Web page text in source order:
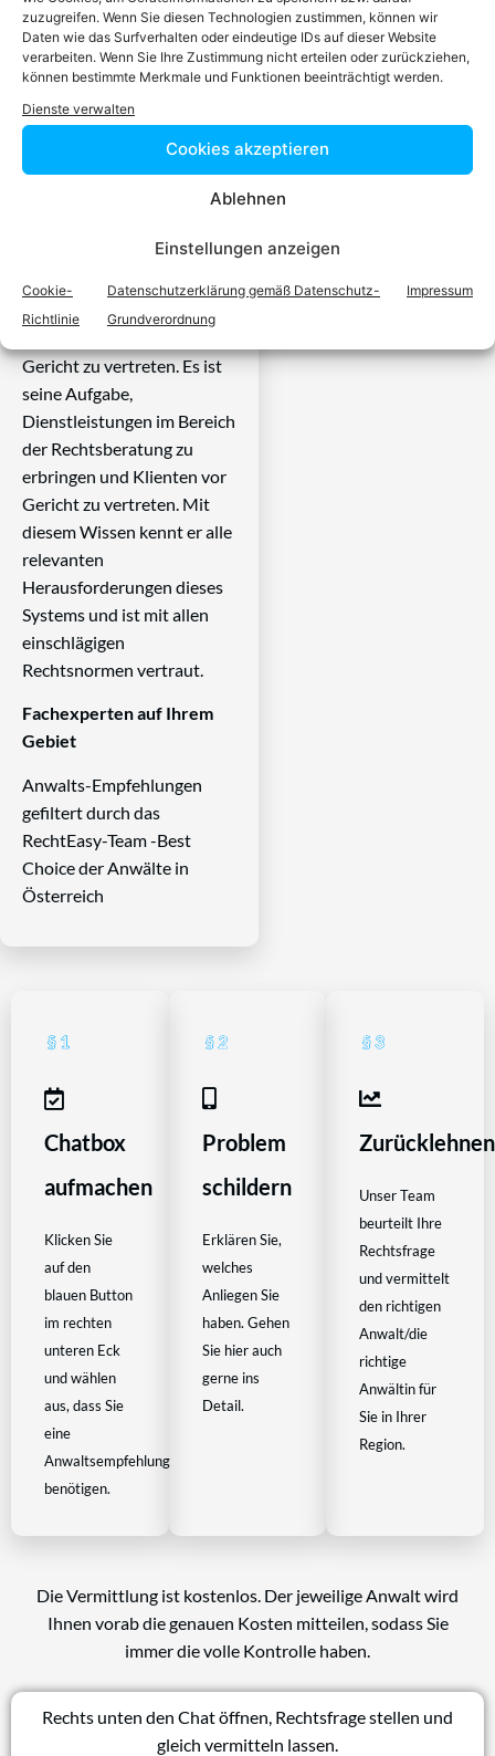
zuzugreifen. Wenn Sie diesen Technologien zustimmen, können wir
Daten wie das Surfverhalten oder eindeutige IDs auf dieser Website
verarbeiten. Wenn Sie Ihre Zustimmung nicht erteilen oder zurückziehen,
können bestimmte Merkmale und Funktionen beeinträchtigt werden.
Dienste verwalten
Cookies akzeptieren
Ablehnen
Einstellungen anzeigen
Cookie-
Richtlinie
Datenschutzerklärung gemäß Datenschutz-
Grundverordnung
Impressum
Anwalt finden,
der auf Ihr
Rechtsproblem
spezialisiert ist
Ein zugelassener Anwalt /
eine zugelassen Anwältin ist
dafür da, über Rechtsfragen
Gericht zu vertreten. Es ist
seine Aufgabe,
Dienstleistungen im Bereich
der Rechtsberatung zu
erbringen und Klienten vor
Gericht zu vertreten. Mit
diesem Wissen kennt er alle
relevanten
Herausforderungen dieses
Systems und ist mit allen
einschlägigen
Rechtsnormen vertraut.
Fachexperten auf Ihrem
Gebiet
Anwalts-Empfehlungen
gefiltert durch das
RechtEasy-Team -Best
Choice der Anwälte in
Österreich
Chatbox
aufmachen
Klicken Sie
auf den
blauen Button
im rechten
unteren Eck
und wählen
aus, dass Sie
eine
Anwaltsempfehlung
benötigen.
Problem
schildern
Erklären Sie,
welches
Anliegen Sie
haben. Gehen
Sie hier auch
gerne ins
Detail.
Zurücklehnen
Unser Team
beurteilt Ihre
Rechtsfrage
und vermittelt
den richtigen
Anwalt/die
richtige
Anwältin für
Sie in Ihrer
Region.
Die Vermittlung ist kostenlos. Der jeweilige Anwalt wird
Ihnen vorab die genauen Kosten mitteilen, sodass Sie
immer die volle Kontrolle haben.
Rechts unten den Chat öffnen, Rechtsfrage stellen und
gleich vermitteln lassen.